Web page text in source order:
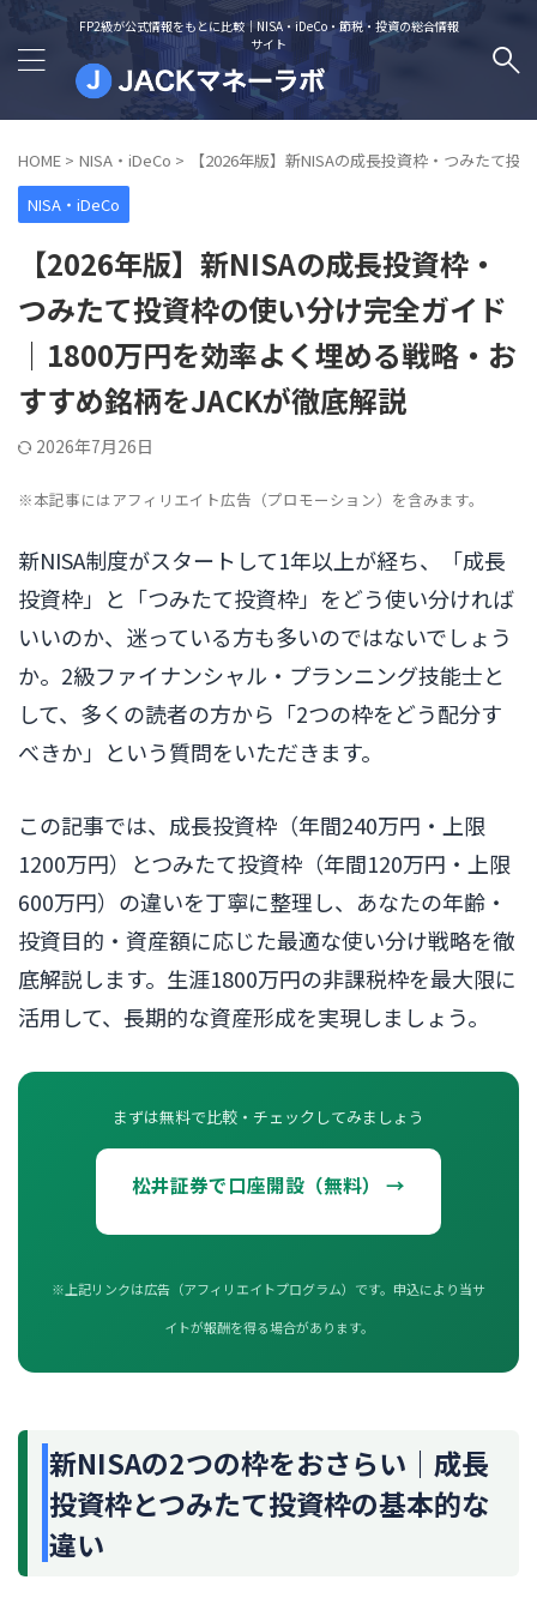
FP2級が公式情報をもとに比較｜NISA・iDeCo・節税・投資の総合情報
サイト
HOME > NISA・iDeCo >
【2026年版】新NISAの成長投資枠・つみたて
NISA・iDeCo
【2026年版】新NISAの成長投資枠・
つみたて投資枠の使い分け完全ガイド
｜1800万円を効率よく埋める戦略・お
すすめ銘柄をJACKが徹底解説
2026年7月26日
※本記事にはアフィリエイト広告（プロモーション）を含みます。
新NISA制度がスタートして1年以上が経ち、「成長
投資枠」と「つみたて投資枠」をどう使い分ければ
いいのか、迷っている方も多いのではないでしょう
か。2級ファイナンシャル・プランニング技能士と
して、多くの読者の方から「2つの枠をどう配分す
べきか」という質問をいただきます。
この記事では、成長投資枠（年間240万円・上限
1200万円）とつみたて投資枠（年間120万円・上限
600万円）の違いを丁寧に整理し、あなたの年齢・
投資目的・資産額に応じた最適な使い分け戦略を徹
底解説します。生涯1800万円の非課税枠を最大限に
活用して、長期的な資産形成を実現しましょう。
まずは無料で比較・チェックしてみましょう
松井証券で口座開設（無料） →
※上記リンクは広告（アフィリエイトプログラム）です。申込により当サ
イトが報酬を得る場合があります。
新NISAの2つの枠をおさらい｜成長
投資枠とつみたて投資枠の基本的な
違い